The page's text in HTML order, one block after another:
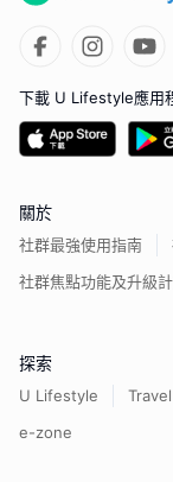
下載 U Lifestyle應用
關於
社群最強使用指南
社群焦點功能及升級
探索
U Lifestyle Travel
e-zone